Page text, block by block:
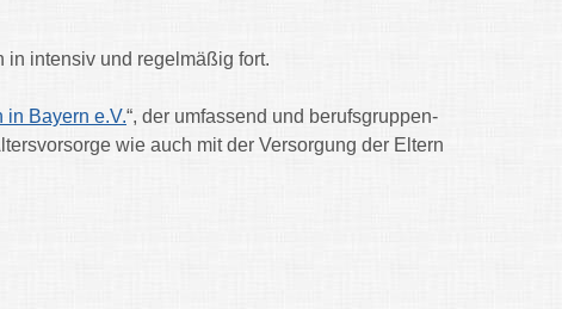
in intensiv und regelmäßig fort.
in Bayern e.V.“, der umfassend und berufsgruppen-
wie auch mit der Versorgung der Eltern